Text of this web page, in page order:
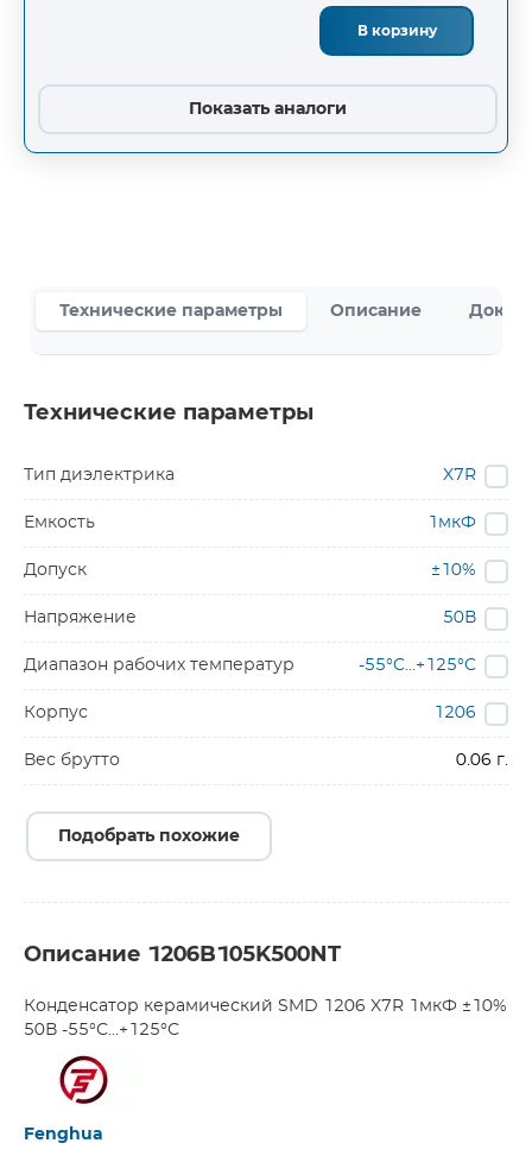
В корзину
Показать аналоги
Технические параметры Описание
Технические параметры
Тип диэлектрика X7R
Емкость 1мкФ
Допуск ±10%
Напряжение 50В
Диапазон рабочих температур -55°C…+125°C
Корпус 1206
Вес брутто 0.06 г.
Подобрать похожие
Описание 1206B105K500NT
Конденсатор керамический SMD 1206 X7R 1мкФ ±10%
50В -55°С…+125°С
Fenghua